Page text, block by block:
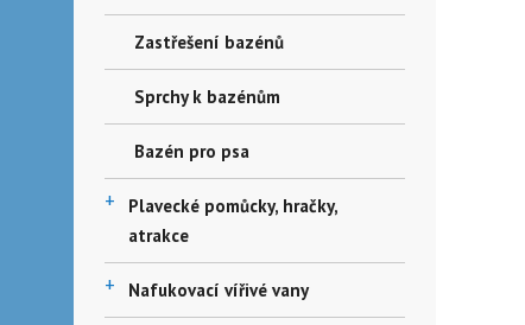
Zastřešení bazénů
Sprchy k bazénům
Bazén pro psa
+
Plavecké pomůcky, hračky,
atrakce
+ Nafukovací vířivé vany